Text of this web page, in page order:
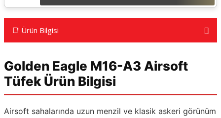
📑 Ürün Bilgisi
Golden Eagle M16-A3 Airsoft
Tüfek Ürün Bilgisi
Airsoft sahalarında uzun menzil ve klasik askeri görünüm